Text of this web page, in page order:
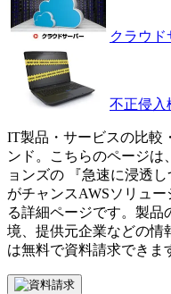
クラウド
不正侵入
IT製品・サービスの比較
ンド。こちらのページは、
ョンズの 『 急速に浸透
がチャンスAWSソリュー
る詳細ページです。製品
境、提供元企業などの情
は無料で資料請求できま